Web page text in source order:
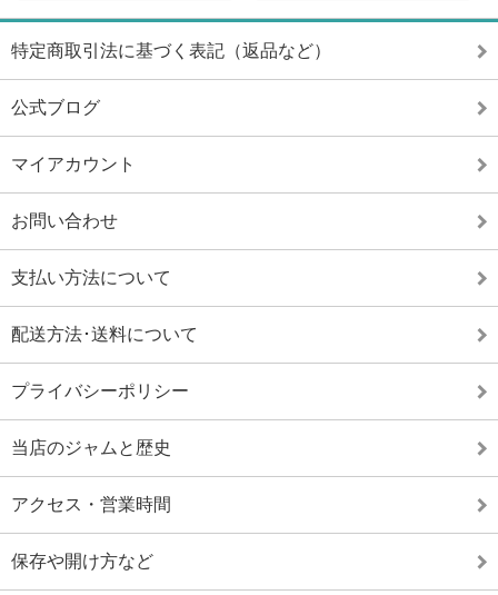
特定商取引法に基づく表記（返品など）
公式ブログ
マイアカウント
お問い合わせ
支払い方法について
配送方法･送料について
プライバシーポリシー
当店のジャムと歴史
アクセス・営業時間
保存や開け方など